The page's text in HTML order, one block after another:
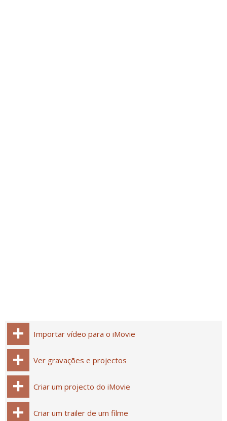
Importar vídeo para o iMovie
Ver gravações e projectos
Criar um projecto do iMovie
Criar um trailer de um filme